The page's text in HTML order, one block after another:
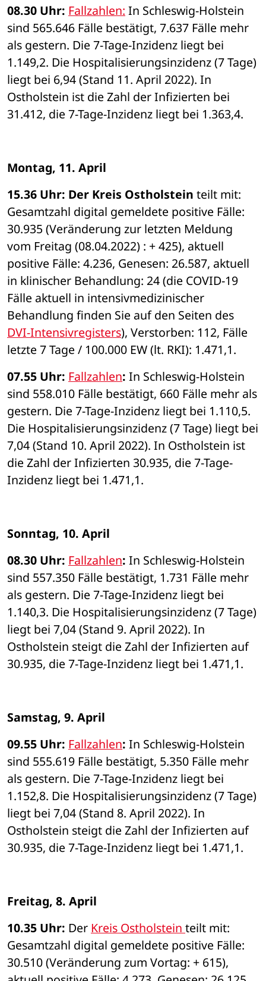
08.30 Uhr: Fallzahlen: In Schleswig-Holstein
sind 565.646 Fälle bestätigt, 7.637 Fälle mehr
als gestern. Die 7-Tage-Inzidenz liegt bei
1.149,2. Die Hospitalisierungsinzidenz (7 Tage)
liegt bei 6,94 (Stand 11. April 2022). In
Ostholstein ist die Zahl der Infizierten bei
31.412, die 7-Tage-Inzidenz liegt bei 1.363,4.
Montag, 11. April
15.36 Uhr: Der Kreis Ostholstein teilt mit:
Gesamtzahl digital gemeldete positive Fälle:
30.935 (Veränderung zur letzten Meldung
vom Freitag (08.04.2022) : + 425), aktuell
positive Fälle: 4.236, Genesen: 26.587, aktuell
in klinischer Behandlung: 24 (die COVID-19
Fälle aktuell in intensivmedizinischer
DVI-Intensivregisters), Verstorben: 112, Fälle
letzte 7 Tage / 100.000 EW (lt. RKI): 1.471,1.
07.55 Uhr: Fallzahlen: In Schleswig-Holstein
sind 558.010 Fälle bestätigt, 660 Fälle mehr als
gestern. Die 7-Tage-Inzidenz liegt bei 1.110,5.
Die Hospitalisierungsinzidenz (7 Tage) liegt bei
7,04 (Stand 10. April 2022). In Ostholstein ist
die Zahl der Infizierten 30.935, die 7-Tage-
Inzidenz liegt bei 1.471,1.
Sonntag, 10. April
08.30 Uhr: Fallzahlen: In Schleswig-Holstein
sind 557.350 Fälle bestätigt, 1.731 Fälle mehr
als gestern. Die 7-Tage-Inzidenz liegt bei
1.140,3. Die Hospitalisierungsinzidenz (7 Tage)
liegt bei 7,04 (Stand 9. April 2022). In
Ostholstein steigt die Zahl der Infizierten auf
30.935, die 7-Tage-Inzidenz liegt bei 1.471,1.
Samstag, 9. April
09.55 Uhr: Fallzahlen: In Schleswig-Holstein
sind 555.619 Fälle bestätigt, 5.350 Fälle mehr
als gestern. Die 7-Tage-Inzidenz liegt bei
1.152,8. Die Hospitalisierungsinzidenz (7 Tage)
liegt bei 7,04 (Stand 8. April 2022). In
Ostholstein steigt die Zahl der Infizierten auf
30.935, die 7-Tage-Inzidenz liegt bei 1.471,1.
Freitag, 8. April
10.35 Uhr: Der Kreis Ostholstein teilt mit:
Gesamtzahl digital gemeldete positive Fälle:
30.510 (Veränderung zum Vortag: + 615),